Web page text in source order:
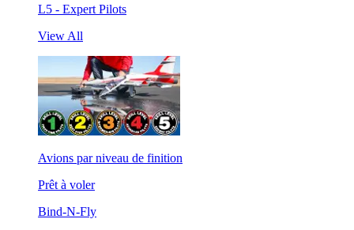
L5 - Expert Pilots
View All
Avions par niveau de finition
Prêt à voler
Bind-N-Fly